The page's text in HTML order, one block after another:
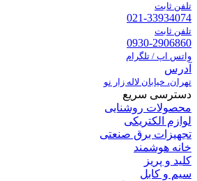
تلفن ثابت
021-33934074
تلفن ثابت
0930-2906860
واتس اپ / تلگرام
آدرس
تهران، خیابان لاله زار نو
دسترسی سریع
محصولات روشنایی
لوازم الکتریکی
تجهیزات برق صنعتی
خانه هوشمند
کلید و پریز
سیم و کابل